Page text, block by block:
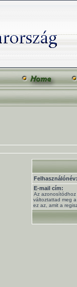
Felhasználónév:
E-mail cím:
Az azonosítódhoz
változtattad meg
ez az, amit a